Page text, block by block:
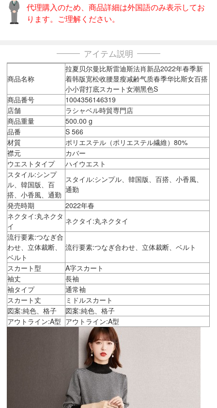
代理購入のため、商品詳細は外国語のみ表示してお
ります。ご理解ください。
アイテム説明
商品名称
拉夏贝尔曼比斯雷迪斯法肖新品2022年春季新
着韩版宽松收腰显瘦减齢气质春季华比斯女百搭
小小背打底スカート女潮黑色S
商品番号
1004356146319
店舗
ラシャベル時貿専門店
商品重量
500.00 g
品番
S 566
材質
ポリエステル（ポリエステル繊維）80%
襟元
カバー
ウエストタイプ
ハイウエスト
スタイル:シンプ
ル、韓国版、百
搭、小香風、通勤
スタイル:シンプル、韓国版、百搭、小香風、
通勤
発売時期
2022年春
ネクタイ:丸ネクタ
イ
ネクタイ:丸ネクタイ
流行要素:つなぎ合
わせ、立体裁断、
ベルト
流行要素:つなぎ合わせ、立体裁断、ベルト
スカート型
A字スカート
袖丈
長袖
袖タイプ
通常袖
スカート丈
ミドルスカート
図案:純色、格子
図案:純色、格子
アウトライン:A型 アウトライン:A型